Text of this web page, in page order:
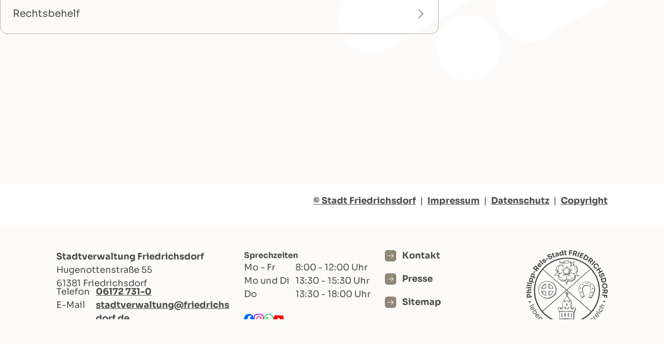
Rechtsbehelf
© Stadt Friedrichsdorf | Impressum | Datenschutz | Copyright
Stadtverwaltung Friedrichsdorf
Hugenottenstraße 55
61381 Friedrichsdorf
Telefon
06172 731-0
E-Mail
stadtverwaltung@friedrichs
dorf.de
Sprechzeiten
Mo - Fr
8:00 - 12:00 Uhr
Mo und Di
13:30 - 15:30 Uhr
Do
13:30 - 18:00 Uhr
Kontakt
Presse
Sitemap